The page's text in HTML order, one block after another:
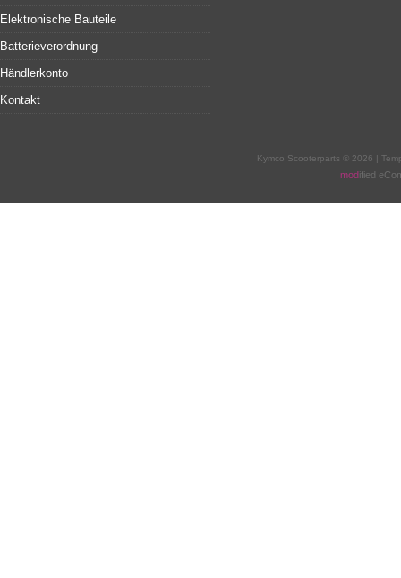
Elektronische Bauteile
Batterieverordnung
Händlerkonto
Kontakt
Kymco Scooterparts © 2026 |
modified